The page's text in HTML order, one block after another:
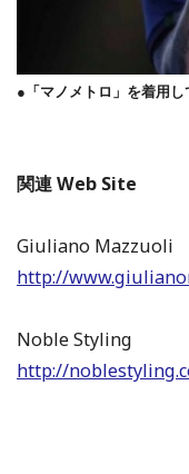
●「マノメトロ」を着用
関連 Web Site
Giuliano Mazzuoli
http://
Noble Styling
http://